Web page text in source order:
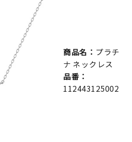
在庫ありのみ すべて表示
商品名： プラチ
ナ ネックレス
品番：
112443125002